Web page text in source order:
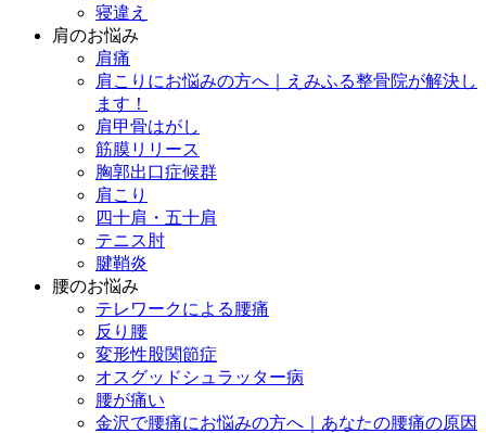
寝違え
肩のお悩み
肩痛
肩こりにお悩みの方へ｜えみふる整骨院が解決し
ます！
肩甲骨はがし
筋膜リリース
胸郭出口症候群
肩こり
四十肩・五十肩
テニス肘
腱鞘炎
腰のお悩み
テレワークによる腰痛
反り腰
変形性股関節症
オスグッドシュラッター病
腰が痛い
金沢で腰痛にお悩みの方へ｜あなたの腰痛の原因